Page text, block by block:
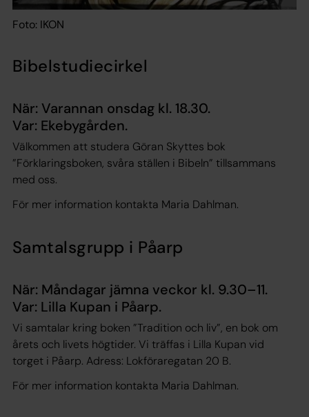
Foto: IKON
Bibelstudiecirkel
När: Varannan onsdag kl. 18.30.
Var: Ekebygården.
Välkommen att studera Göran Skyttes bok
”Förklaringsboken, svåra ställen i Bibeln” tillsammans
med oss.
För mer information kontakta Maria Dahlman.
Samtalsgrupp i Påarp
När: Måndagar jämna veckor kl. 9.30–11.
Var: Lilla Kupan i Påarp.
Vi samtalar kring boken ”Tradition och liv”, en bok om
årets och livets högtider. Vi träffas i Lilla Kupan vid
torget i Påarp. Adress: Lokföraregatan 20 B.
För mer information kontakta Maria Dahlman.